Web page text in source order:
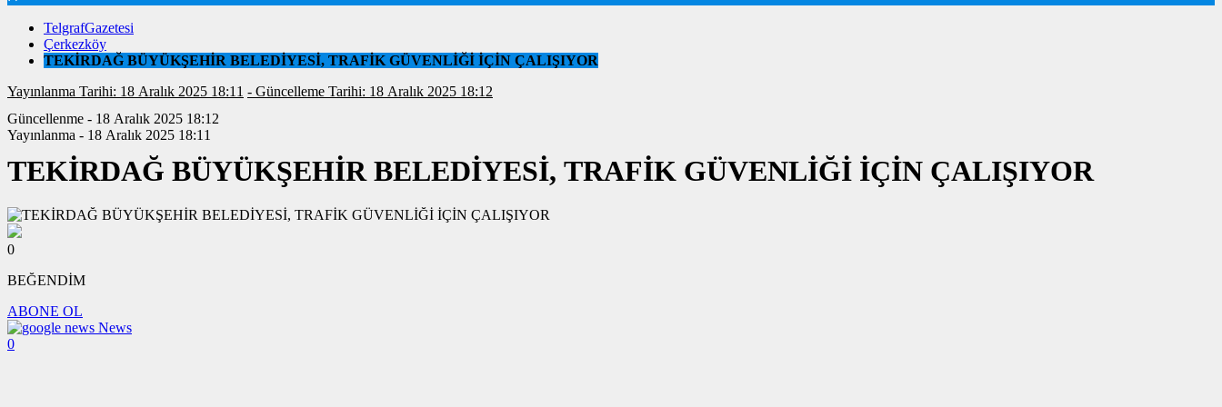
TelgrafGazetesi
Çerkezköy
TEKİRDAĞ BÜYÜKŞEHİR BELEDİYESİ, TRAFİK GÜVENLİĞİ İÇİN ÇALIŞIYOR
Yayınlanma Tarihi: 18 Aralık 2025 18:11
- Güncelleme Tarihi: 18 Aralık 2025 18:12
Güncellenme - 18 Aralık 2025 18:12
Yayınlanma - 18 Aralık 2025 18:11
TEKİRDAĞ BÜYÜKŞEHİR BELEDİYESİ, TRAFİK GÜVENLİĞİ İÇİN ÇALIŞIYOR
0
BEĞENDİM
ABONE OL
News
0